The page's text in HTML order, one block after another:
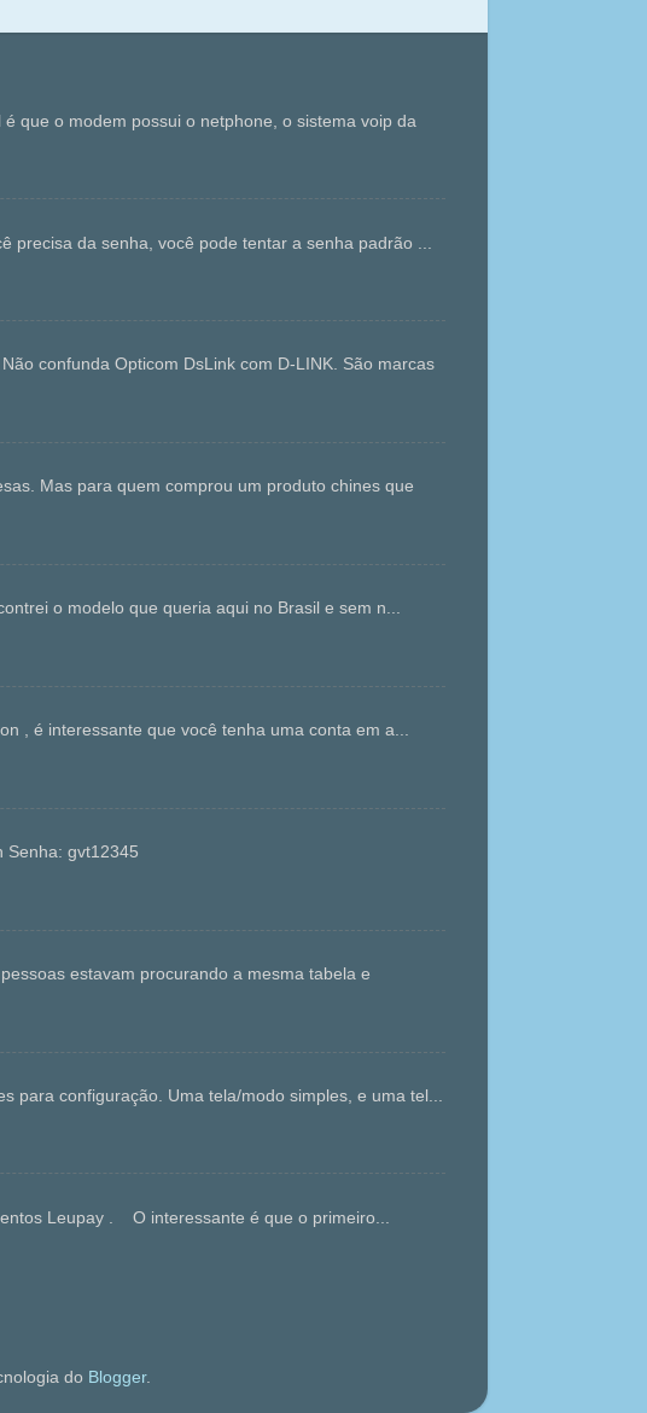
que o modem possui o netphone, o sistema voip da
precisa da senha, você pode tentar a senha padrão ...
confunda Opticom DsLink com D-LINK. São marcas
Mas para quem comprou um produto chines que
o modelo que queria aqui no Brasil e sem n...
, é interessante que você tenha uma conta em a...
Senha: gvt12345
estavam procurando a mesma tabela e
configuração. Uma tela/modo simples, e uma tel...
Leupay . O interessante é que o primeiro...
do Blogger.